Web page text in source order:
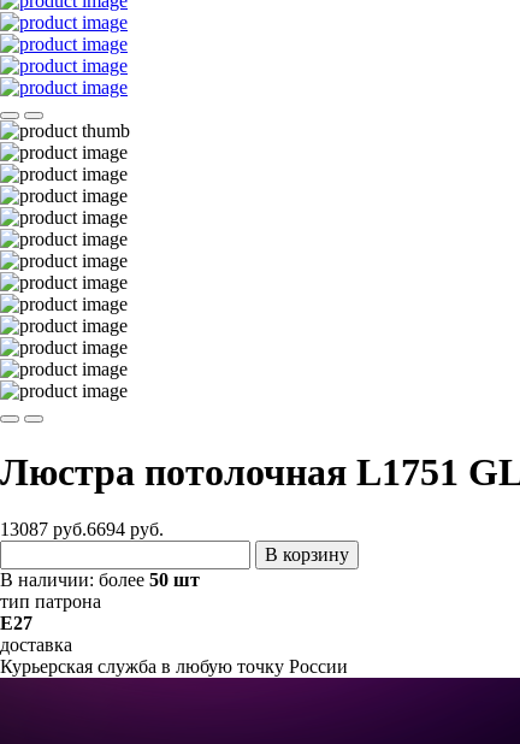
Люстра потолочная L1751
13087 руб.6694 руб.
В корзину
В наличии: более 50 шт
тип патрона
E27
доставка
Курьерская служба в любую точку России